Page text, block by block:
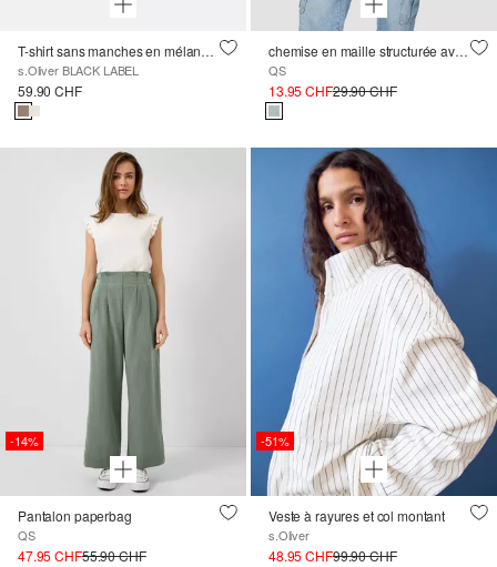
T-shirt sans manches en mélange de viscose
s.Oliver BLACK LABEL
59.90 CHF
chemise en maille structurée avec col montant
QS
13.95 CHF29.90 CHF
-14%
Pantalon paperbag
QS
47.95 CHF55.90 CHF
-51%
Veste à rayures et col montant
s.Oliver
48.95 CHF99.90 CHF